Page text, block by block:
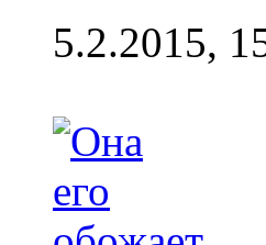
5.2.2015,